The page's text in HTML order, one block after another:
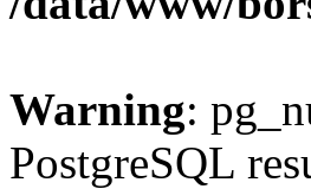
Warning:
PostgreSQL